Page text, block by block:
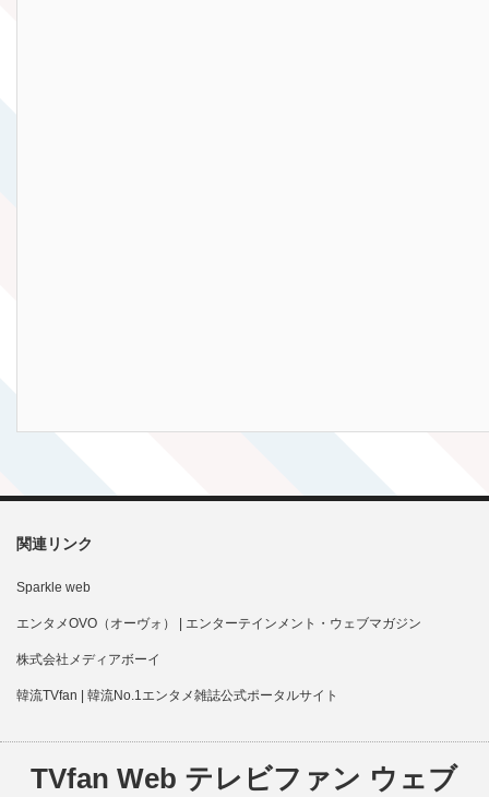
関連リンク
Sparkle web
エンタメOVO（オーヴォ） | エンターテインメント・ウェブマガジン
株式会社メディアボーイ
韓流TVfan | 韓流No.1エンタメ雑誌公式ポータルサイト
TVfan Web テレビファン ウェブ